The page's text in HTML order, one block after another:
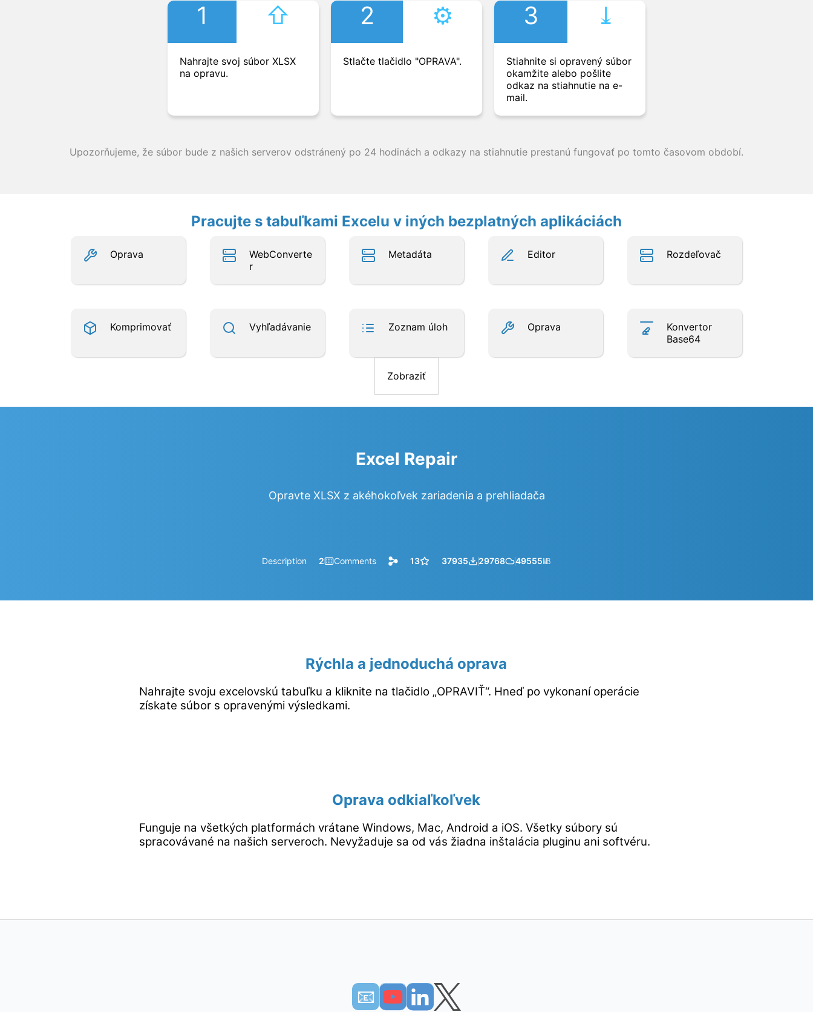
1 ⇧︎
Nahrajte svoj súbor XLSX
na opravu.
2 ⚙︎
Stlačte tlačidlo "OPRAVA".
3 ⤓︎
Stiahnite si opravený súbor
okamžite alebo pošlite
odkaz na stiahnutie na e-
mail.
Upozorňujeme, že súbor bude z našich serverov odstránený po 24 hodinách a odkazy na stiahnutie prestanú fungovať po tomto časovom období.
Pracujte s tabuľkami Excelu v iných bezplatných aplikáciách
Oprava
WebConverte
r
Metadáta Editor Rozdeľovač
Komprimovať Vyhľadávanie Zoznam úloh Oprava
Konvertor
Base64
Zobraziť
Excel Repair
Opravte XLSX z akéhokoľvek zariadenia a prehliadača
Description 2 Comments 13 37935 29768 49555㎆︎
Rýchla a jednoduchá oprava
Nahrajte svoju excelovskú tabuľku a kliknite na tlačidlo „OPRAVIŤ“. Hneď po vykonaní operácie
získate súbor s opravenými výsledkami.
Oprava odkiaľkoľvek
Funguje na všetkých platformách vrátane Windows, Mac, Android a iOS. Všetky súbory sú
spracovávané na našich serveroch. Nevyžaduje sa od vás žiadna inštalácia pluginu ani softvéru.
📧︎